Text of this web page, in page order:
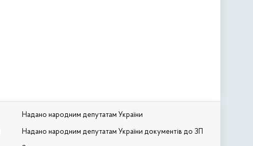
Надано народним депутатам України
Надано народним депутатам України документів до ЗП